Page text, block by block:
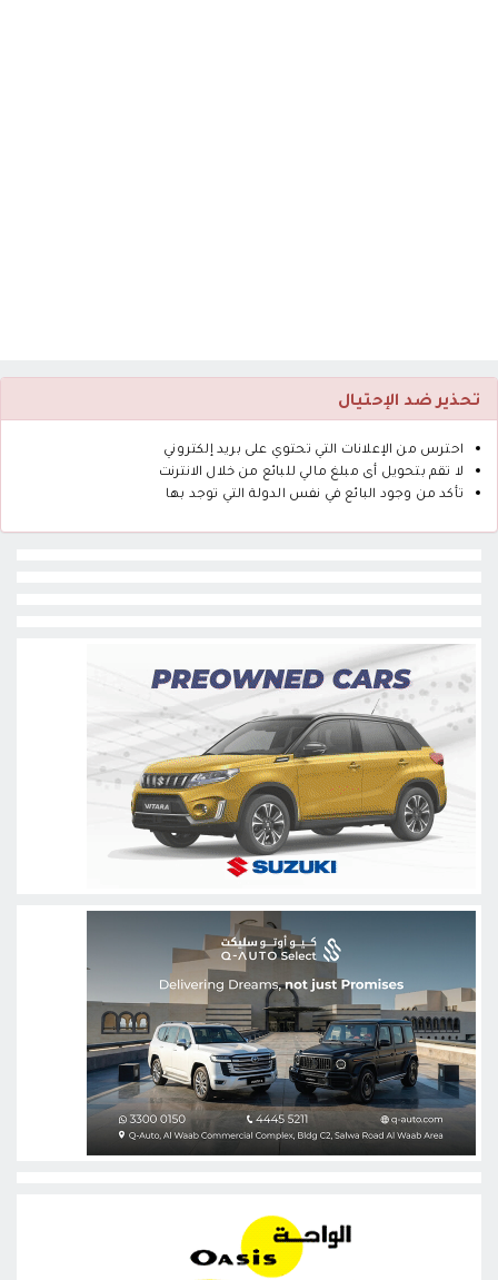
تحذير ضد الإحتيال
احترس من الإعلانات التي تحتوي على بريد إلكتروني
لا تقم بتحويل أى مبلغ مالي للبائع من خلال الانترنت
تأكد من وجود البائع في نفس الدولة التي توجد بها